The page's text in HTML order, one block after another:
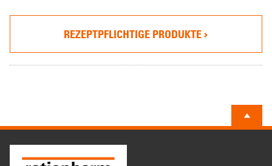
REZEPTPFLICHTIGE PRODUKTE